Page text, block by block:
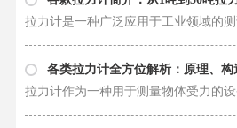
各类拉力计全方位解析：原理、